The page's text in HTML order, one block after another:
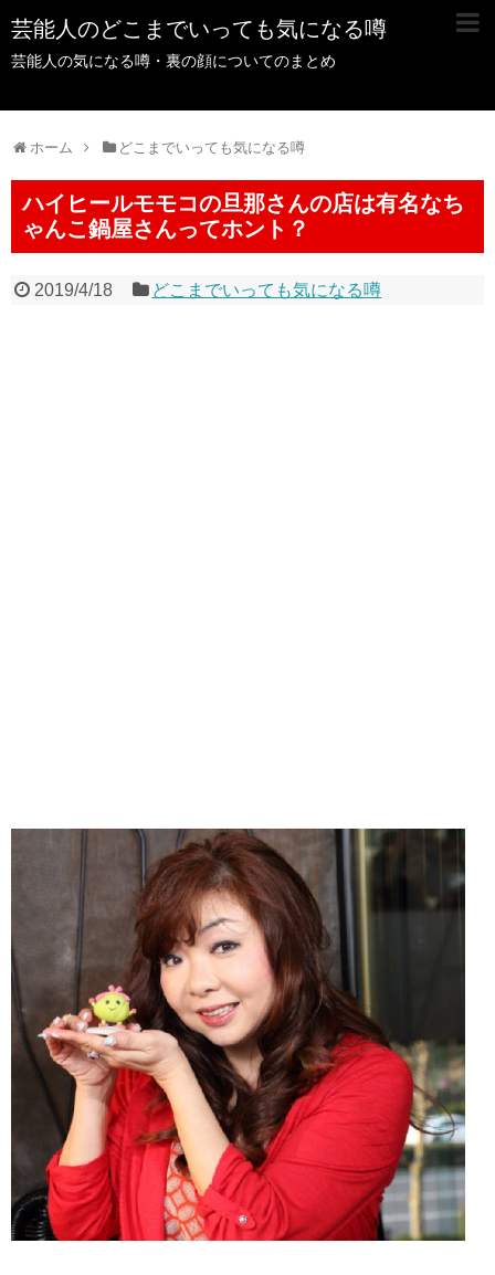
芸能人のどこまでいっても気になる噂
芸能人の気になる噂・裏の顔についてのまとめ
ホーム どこまでいっても気になる噂
ハイヒールモモコの旦那さんの店は有名なち
ゃんこ鍋屋さんってホント？
2019/4/18 どこまでいっても気になる噂